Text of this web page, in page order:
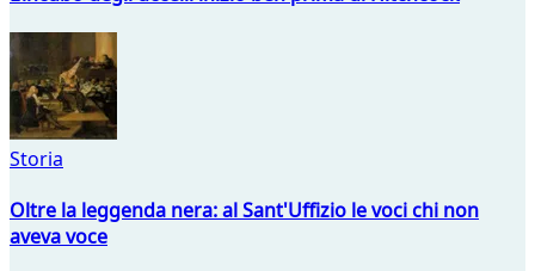
Storia
Oltre la leggenda nera: al Sant'Uffizio le voci chi non
aveva voce